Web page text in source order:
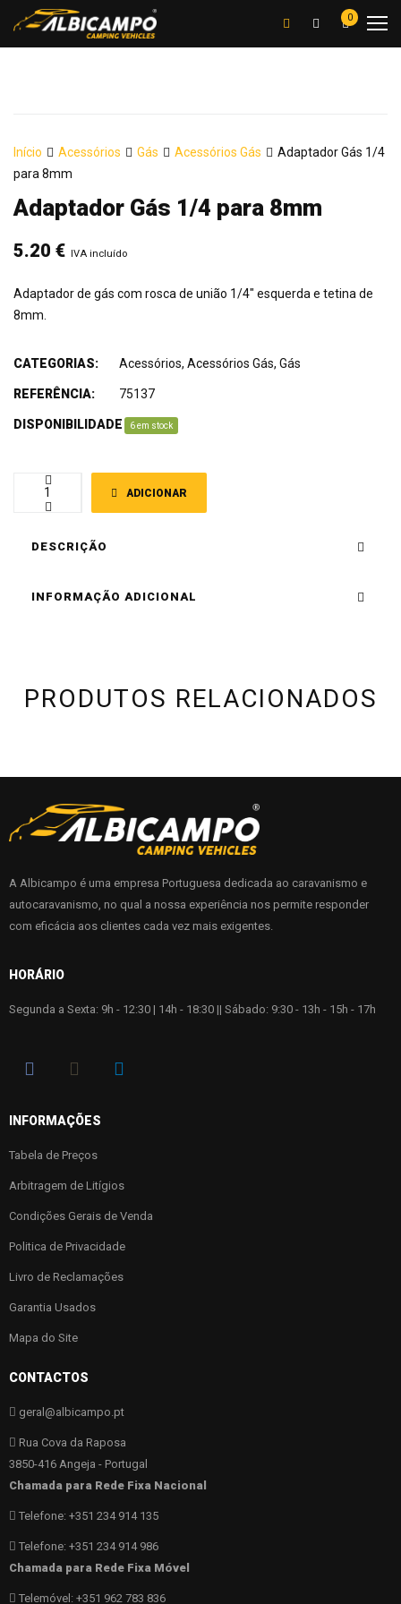
0
Início Acessórios Gás Acessórios Gás
Adaptador Gás 1/4
para 8mm
Adaptador Gás 1/4 para 8mm
5.20 € IVA incluído
Adaptador de gás com rosca de união 1/4" esquerda e tetina de
8mm.
ADICIONAR
CATEGORIAS: Acessórios, Acessórios Gás, Gás
REFERÊNCIA: 75137
DISPONIBILIDADE: 6 em stock
DESCRIÇÃO
INFORMAÇÃO ADICIONAL
PRODUTOS RELACIONADOS
A Albicampo é uma empresa Portuguesa dedicada ao caravanismo e
autocaravanismo, no qual a nossa experiência nos permite responder
com eficácia aos clientes cada vez mais exigentes.
HORÁRIO
Segunda a Sexta: 9h - 12:30 | 14h - 18:30 || Sábado: 9:30 - 13h - 15h - 17h
INFORMAÇÕES
Tabela de Preços
Arbitragem de Litígios
Condições Gerais de Venda
Politica de Privacidade
Livro de Reclamações
Garantia Usados
Mapa do Site
CONTACTOS
geral@albicampo.pt
Rua Cova da Raposa
3850-416 Angeja - Portugal
Chamada para Rede Fixa Nacional
Telefone: +351 234 914 135
Telefone: +351 234 914 986
Chamada para Rede Fixa Móvel
Telemóvel: +351 962 783 836